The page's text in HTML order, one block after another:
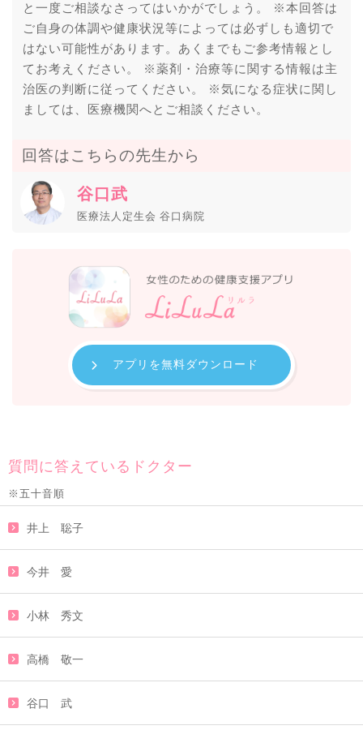
と一度ご相談なさってはいかがでしょう。 ※本回答は
ご自身の体調や健康状況等によっては必ずしも適切で
はない可能性があります。あくまでもご参考情報とし
てお考えください。 ※薬剤・治療等に関する情報は主
治医の判断に従ってください。 ※気になる症状に関し
ましては、医療機関へとご相談ください。
回答はこちらの先生から
谷口武
医療法人定生会 谷口病院
アプリを無料ダウンロード
質問に答えているドクター
※五十音順
井上 聡子
今井 愛
小林 秀文
高橋 敬一
谷口 武